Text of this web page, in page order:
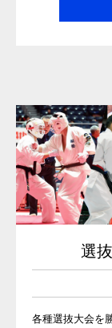
選
各種選抜大会を